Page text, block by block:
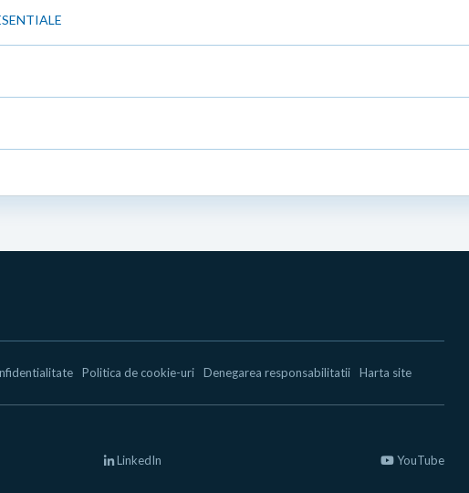
Politica de cookie-uri Denegarea responsabilitatii Harta site
LinkedIn YouTube